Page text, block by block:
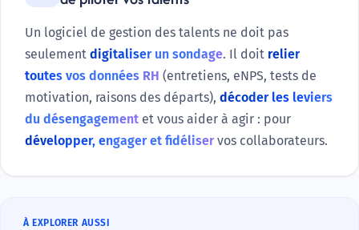
Un logiciel de gestion des talents ne doit pas
seulement digitaliser un sondage. Il doit relier
toutes vos données RH (entretiens, eNPS, tests de
motivation, raisons des départs), décoder les leviers
du désengagement et vous aider à agir : pour
développer, engager et fidéliser vos collaborateurs.
À EXPLORER AUSSI